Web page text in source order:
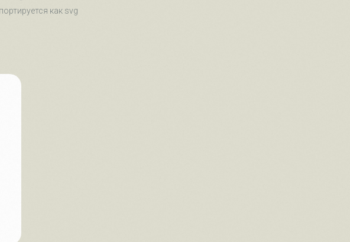
как svg